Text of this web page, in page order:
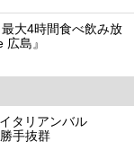
大4時間食べ飲み放
島』
タリアンバル
手抜群